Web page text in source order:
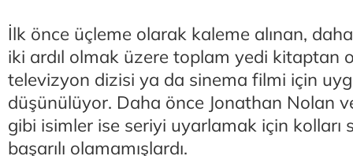
İlk önce üçleme olarak kaleme alınan,
iki ardıl olmak üzere toplam yedi kitaptan
televizyon dizisi ya da sinema filmi için
düşünülüyor. Daha önce Jonathan Nolan
gibi isimler ise seriyi uyarlamak için kolları
başarılı olamamışlardı.